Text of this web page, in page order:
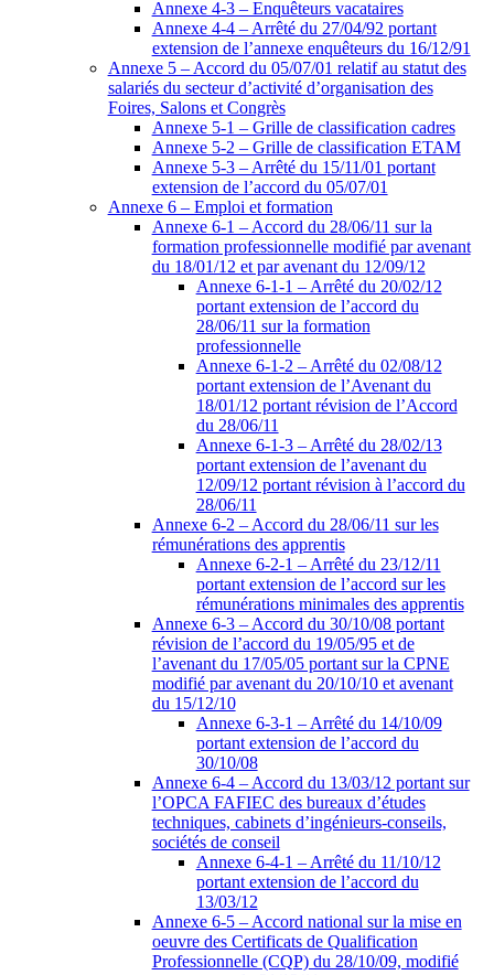
Annexe 4-3 – Enquêteurs vacataires
Annexe 4-4 – Arrêté du 27/04/92 portant
extension de l’annexe enquêteurs du 16/12/91
Annexe 5 – Accord du 05/07/01 relatif au statut des
salariés du secteur d’activité d’organisation des
Foires, Salons et Congrès
Annexe 5-1 – Grille de classification cadres
Annexe 5-2 – Grille de classification ETAM
Annexe 5-3 – Arrêté du 15/11/01 portant
extension de l’accord du 05/07/01
Annexe 6 – Emploi et formation
Annexe 6-1 – Accord du 28/06/11 sur la
formation professionnelle modifié par avenant
du 18/01/12 et par avenant du 12/09/12
Annexe 6-1-1 – Arrêté du 20/02/12
portant extension de l’accord du
28/06/11 sur la formation
professionnelle
Annexe 6-1-2 – Arrêté du 02/08/12
portant extension de l’Avenant du
18/01/12 portant révision de l’Accord
du 28/06/11
Annexe 6-1-3 – Arrêté du 28/02/13
portant extension de l’avenant du
12/09/12 portant révision à l’accord du
28/06/11
Annexe 6-2 – Accord du 28/06/11 sur les
rémunérations des apprentis
Annexe 6-2-1 – Arrêté du 23/12/11
portant extension de l’accord sur les
rémunérations minimales des apprentis
Annexe 6-3 – Accord du 30/10/08 portant
révision de l’accord du 19/05/95 et de
l’avenant du 17/05/05 portant sur la CPNE
modifié par avenant du 20/10/10 et avenant
du 15/12/10
Annexe 6-3-1 – Arrêté du 14/10/09
portant extension de l’accord du
30/10/08
Annexe 6-4 – Accord du 13/03/12 portant sur
l’OPCA FAFIEC des bureaux d’études
techniques, cabinets d’ingénieurs-conseils,
sociétés de conseil
Annexe 6-4-1 – Arrêté du 11/10/12
portant extension de l’accord du
13/03/12
Annexe 6-5 – Accord national sur la mise en
oeuvre des Certificats de Qualification
Professionnelle (CQP) du 28/10/09, modifié